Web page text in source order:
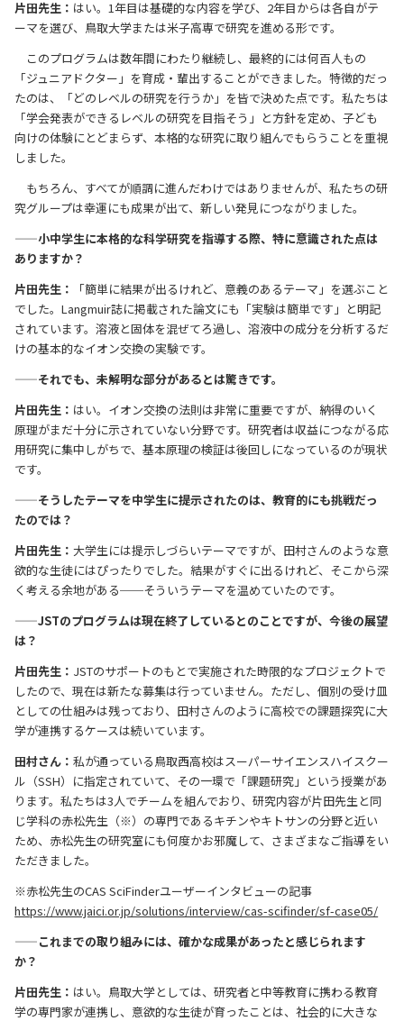
片田先生： はい。1年目は基礎的な内容を学び、2年目からは各自がテ
ーマを選び、鳥取大学または米子高専で研究を進める形です。
このプログラムは数年間にわたり継続し、最終的には何百人もの
「ジュニアドクター」を育成・輩出することができました。特徴的だっ
たのは、「どのレベルの研究を行うか」を皆で決めた点です。私たちは
「学会発表ができるレベルの研究を目指そう」と方針を定め、子ども
向けの体験にとどまらず、本格的な研究に取り組んでもらうことを重視
しました。
もちろん、すべてが順調に進んだわけではありませんが、私たちの研
究グループは幸運にも成果が出て、新しい発見につながりました。
——小中学生に本格的な科学研究を指導する際、特に意識された点は
ありますか？
片田先生：
「簡単に結果が出るけれど、意義のあるテーマ」を選ぶこと
でした。Langmuir誌に掲載された論文にも「実験は簡単です」と明記
されています。溶液と固体を混ぜてろ過し、溶液中の成分を分析するだ
けの基本的なイオン交換の実験です。
——それでも、未解明な部分があるとは驚きです。
片田先生： はい。イオン交換の法則は非常に重要ですが、納得のいく
原理がまだ十分に示されていない分野です。研究者は収益につながる応
用研究に集中しがちで、基本原理の検証は後回しになっているのが現状
です。
——そうしたテーマを中学生に提示されたのは、教育的にも挑戦だっ
たのでは？
片田先生：大学生には提示しづらいテーマですが、田村さんのような意
欲的な生徒にはぴったりでした。結果がすぐに出るけれど、そこから深
く考える余地がある──そういうテーマを温めていたのです。
——JSTのプログラムは現在終了しているとのことですが、今後の展望
は？
片田先生： JSTのサポートのもとで実施された時限的なプロジェクトで
したので、現在は新たな募集は行っていません。ただし、個別の受け皿
としての仕組みは残っており、田村さんのように高校での課題探究に大
学が連携するケースは続いています。
田村さん：私が通っている鳥取西高校はスーパーサイエンスハイスクー
ル（SSH）に指定されていて、その一環で「課題研究」という授業があ
ります。私たちは3人でチームを組んでおり、研究内容が片田先生と同
じ学科の赤松先生（※）の専門であるキチンやキトサンの分野と近い
ため、赤松先生の研究室にも何度かお邪魔して、さまざまなご指導をい
ただきました。
※赤松先生のCAS SciFinderユーザーインタビューの記事
https://www.jaici.or.jp/solutions/interview/cas-scifinder/sf-case05/
——これまでの取り組みには、確かな成果があったと感じられます
か？
片田先生： はい。鳥取大学としては、研究者と中等教育に携わる教育
学の専門家が連携し、意欲的な生徒が育ったことは、社会的に大きな